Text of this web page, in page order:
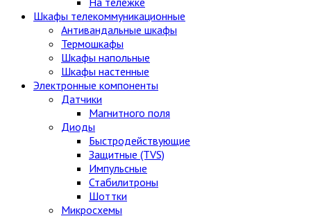
Шкафы телекоммуникационные
Антивандальные шкафы
Термошкафы
Шкафы напольные
Шкафы настенные
Электронные компоненты
Датчики
Магнитного поля
Диоды
Быстродействующие
Защитные (TVS)
Импульсные
Стабилитроны
Шоттки
Микросхемы